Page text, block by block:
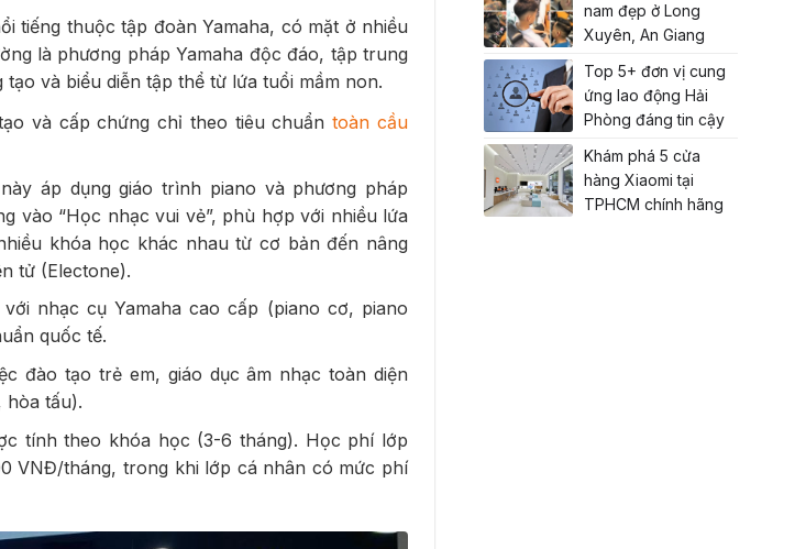
tiếng thuộc tập đoàn Yamaha, có mặt ở nhiều
là phương pháp Yamaha độc đáo, tập trung
và biểu diễn tập thể từ lứa tuổi mầm non.
và cấp chứng chỉ theo tiêu chuẩntoàn cầu
áp dụng giáo trình piano và phương pháp
vào “Học nhạc vui vẻ”, phù hợp với nhiều lứa
khóa học khác nhau từ cơ bản đến nâng
tử (Electone).
nhạc cụ Yamaha cao cấp (piano cơ, piano
quốc tế.
đào tạo trẻ em, giáo dục âm nhạc toàn diện
hòa tấu).
tính theo khóa học (3-6 tháng). Học phí lớp
VNĐ/tháng, trong khi lớp cá nhân có mức phí
nam đẹp ở Long
Xuyên, An Giang
Top 5+ đơn vị cung
ứng lao động Hải
Phòng đáng tin cậy
Khám phá 5 cửa
hàng Xiaomi tại
TPHCM chính hãng